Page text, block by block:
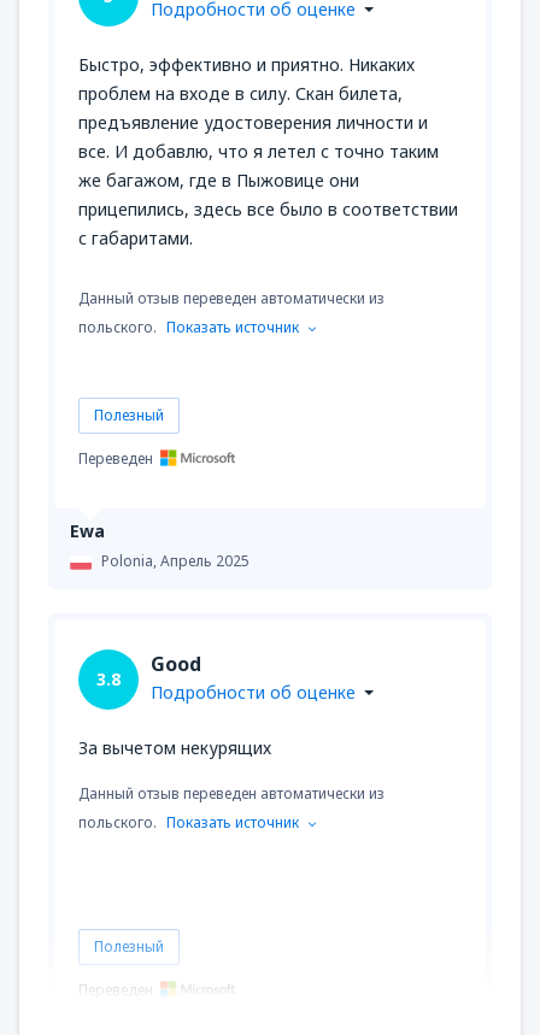
Ewa
Polonia,Апрель 2025
Подробности об оценке
Быстро, эффективно и приятно. Никаких
проблем на входе в силу. Скан билета,
предъявление удостоверения личности и
все. И добавлю, что я летел с точно таким
же багажом, где в Пыжовице они
прицепились, здесь все было в соответствии
с габаритами.
Данный отзыв переведен автоматически из
польского. Показать источник
Полезный
Переведен
3.8
Good
Подробности об оценке
За вычетом некурящих
Данный отзыв переведен автоматически из
польского. Показать источник
Полезный
Переведен